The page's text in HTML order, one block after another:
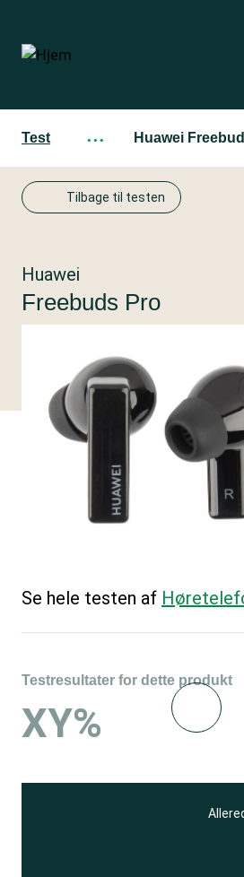
hovedindhold
Test ··· Huawei
Tilbage til testen
Huawei
Freebuds Pro
Se hele testen af
Testresultater for dette produkt
XY%